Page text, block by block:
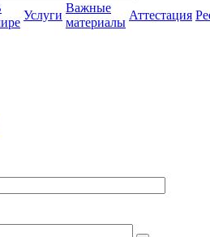
Услуги
Важные
материалы
Аттестация